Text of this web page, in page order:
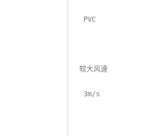
较大风速